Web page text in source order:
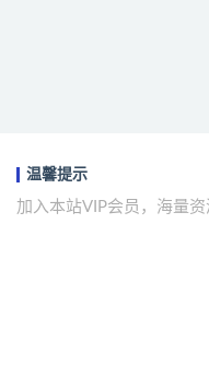
温馨提示
加入本站VIP会员，海量